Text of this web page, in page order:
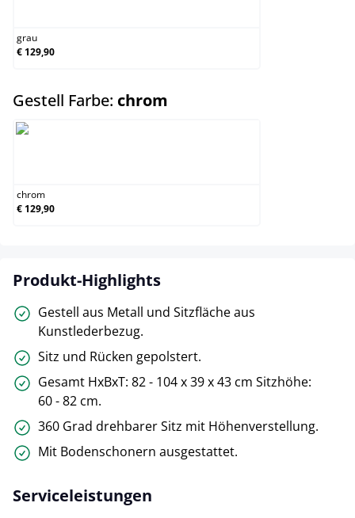
grau
€ 129,90
Gestell Farbe: chrom
chrom
€ 129,90
Produkt-Highlights
Gestell aus Metall und Sitzfläche aus
Kunstlederbezug.
Sitz und Rücken gepolstert.
Gesamt HxBxT: 82 - 104 x 39 x 43 cm Sitzhöhe:
60 - 82 cm.
360 Grad drehbarer Sitz mit Höhenverstellung.
Mit Bodenschonern ausgestattet.
Serviceleistungen